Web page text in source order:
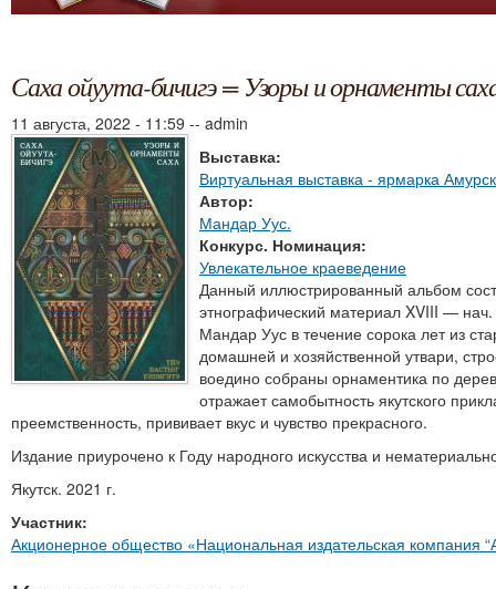
Саха ойуута-бичигэ = Узоры и орнаменты
11 августа, 2022 - 11:59 -- admin
Выставка:
Виртуальная выставка - ярмарка
Автор:
Мандар Уус.
Конкурс. Номинация:
Увлекательное краеведение
Данный иллюстрированный альбом
этнографический материал XVIII —
Мандар Уус в течение сорока лет из
домашней и хозяйственной утвари,
воедино собраны орнаментика по
отражает самобытность якутского
преемственность, прививает вкус и чувство прекрасного.
Издание приурочено к Году народного искусства и
Якутск. 2021 г.
Участник:
Акционерное общество «Национальная издательская